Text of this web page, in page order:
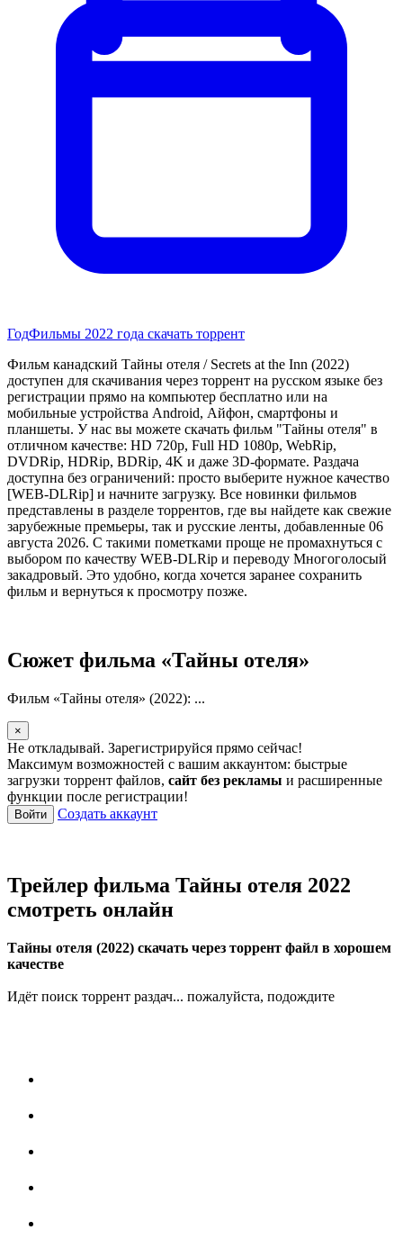
ГодФильмы 2022 года скачать торрент
Фильм канадский Тайны отеля / Secrets at the Inn (2022)
доступен для скачивания через торрент на русском языке без
регистрации прямо на компьютер бесплатно или на
мобильные устройства Android, Айфон, смартфоны и
планшеты. У нас вы можете скачать фильм "Тайны отеля" в
отличном качестве: HD 720p, Full HD 1080p, WebRip,
DVDRip, HDRip, BDRip, 4K и даже 3D-формате. Раздача
доступна без ограничений: просто выберите нужное качество
[WEB-DLRip] и начните загрузку. Все новинки фильмов
представлены в разделе торрентов, где вы найдете как свежие
зарубежные премьеры, так и русские ленты, добавленные 06
августа 2026. С такими пометками проще не промахнуться с
выбором по качеству WEB-DLRip и переводу Многоголосый
закадровый. Это удобно, когда хочется заранее сохранить
фильм и вернуться к просмотру позже.
Сюжет фильма «Тайны отеля»
Фильм «Тайны отеля» (2022): ...
×
Не откладывай. Зарегистрируйся прямо сейчас!
Максимум возможностей с вашим аккаунтом: быстрые
загрузки торрент файлов, сайт без рекламы и расширенные
функции после регистрации!
Войти Создать аккаунт
Трейлер фильма Тайны отеля 2022
смотреть онлайн
Тайны отеля (2022) скачать через торрент файл в хорошем
качестве
Идёт поиск торрент раздач... пожалуйста, подождите